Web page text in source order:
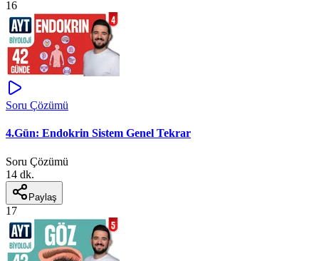
16
Soru Çözümü
4.Gün: Endokrin Sistem Genel Tekrar
Soru Çözümü
14 dk.
Paylaş
17